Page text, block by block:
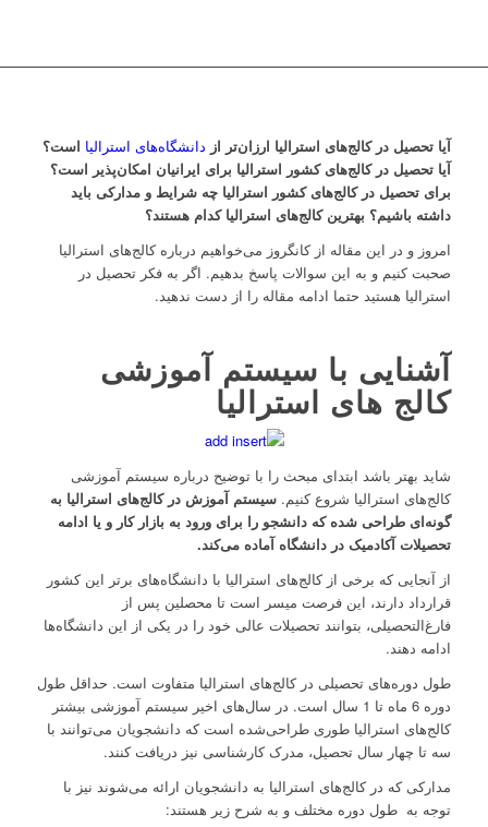
آیا تحصیل در کالج‌های استرالیا ارزان‌تر از دانشگاه‌های استرالیا است؟
آیا تحصیل در کالج‌های کشور استرالیا برای ایرانیان امکان‌پذیر است؟
برای تحصیل در کالج‌های کشور استرالیا چه شرایط و مدارکی باید
داشته باشیم؟ بهترین کالج‌های استرالیا کدام هستند؟
امروز و در این مقاله از کانگروز می‌خواهیم درباره کالج‌های استرالیا
صحبت کنیم و به این سوالات پاسخ بدهیم. اگر به فکر تحصیل در
استرالیا هستید حتما ادامه مقاله را از دست ندهید.
آشنایی با سیستم آموزشی
کالج‌ های استرالیا
شاید بهتر باشد ابتدای مبحث را با توضیح درباره سیستم آموزشی
کالج‌های استرالیا شروع کنیم. سیستم آموزش در کالج‌های استرالیا به
گونه‌ای طراحی شده که دانشجو را برای ورود به بازار کار و یا ادامه
تحصیلات آکادمیک در دانشگاه آماده می‌کند.
از آنجایی که برخی از کالج‌های استرالیا با دانشگاه‌های برتر این کشور
قرارداد دارند، این فرصت میسر است تا محصلین پس از
فارغ‌التحصیلی، بتوانند تحصیلات عالی خود را در یکی از این دانشگاه‌ها
ادامه دهند.
طول دوره‌های تحصیلی در کالج‌های استرالیا متفاوت است. حداقل طول
دوره 6 ماه تا 1 سال است. در سال‌های اخیر سیستم آموزشی بیشتر
کالج‌های استرالیا طوری طراحی‌شده است که دانشجویان می‌توانند با
سه تا چهار سال تحصیل، مدرک کارشناسی نیز دریافت کنند.
مدارکی که در کالج‌های استرالیا به دانشجویان ارائه می‌شوند نیز با
توجه به طول دوره مختلف و به شرح زیر هستند: